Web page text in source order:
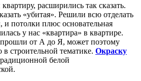
расширились так сказать.
«убитая». Решили всю отделать
и потолки плюс основательная
у нас «квартира» в квартире.
от А до Я, может поэтому
строительной тематике. Окраску
белой